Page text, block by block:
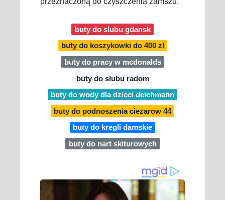
buty do slubu gdansk
buty do koszykowki do 400 zl
buty do pracy w mcdonalds
buty do slubu radom
buty do wody dla dzieci deichmann
buty do podnoszenia ciezarow 44
buty do kregli damskie
buty do nart skiturowych